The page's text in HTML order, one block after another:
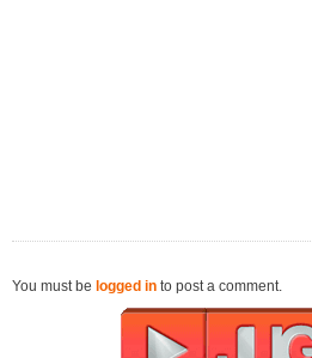
You must be logged in to post a comment.